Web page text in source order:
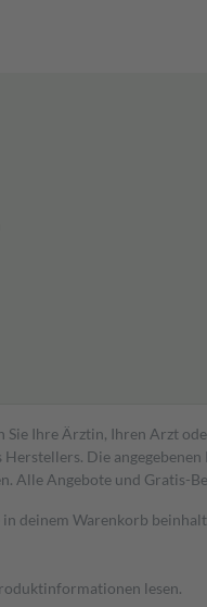
Sie Ihre Ärztin, Ihren Arzt
Die
Alle Angebote und Gratis-
deinem Warenkorb
lesen.